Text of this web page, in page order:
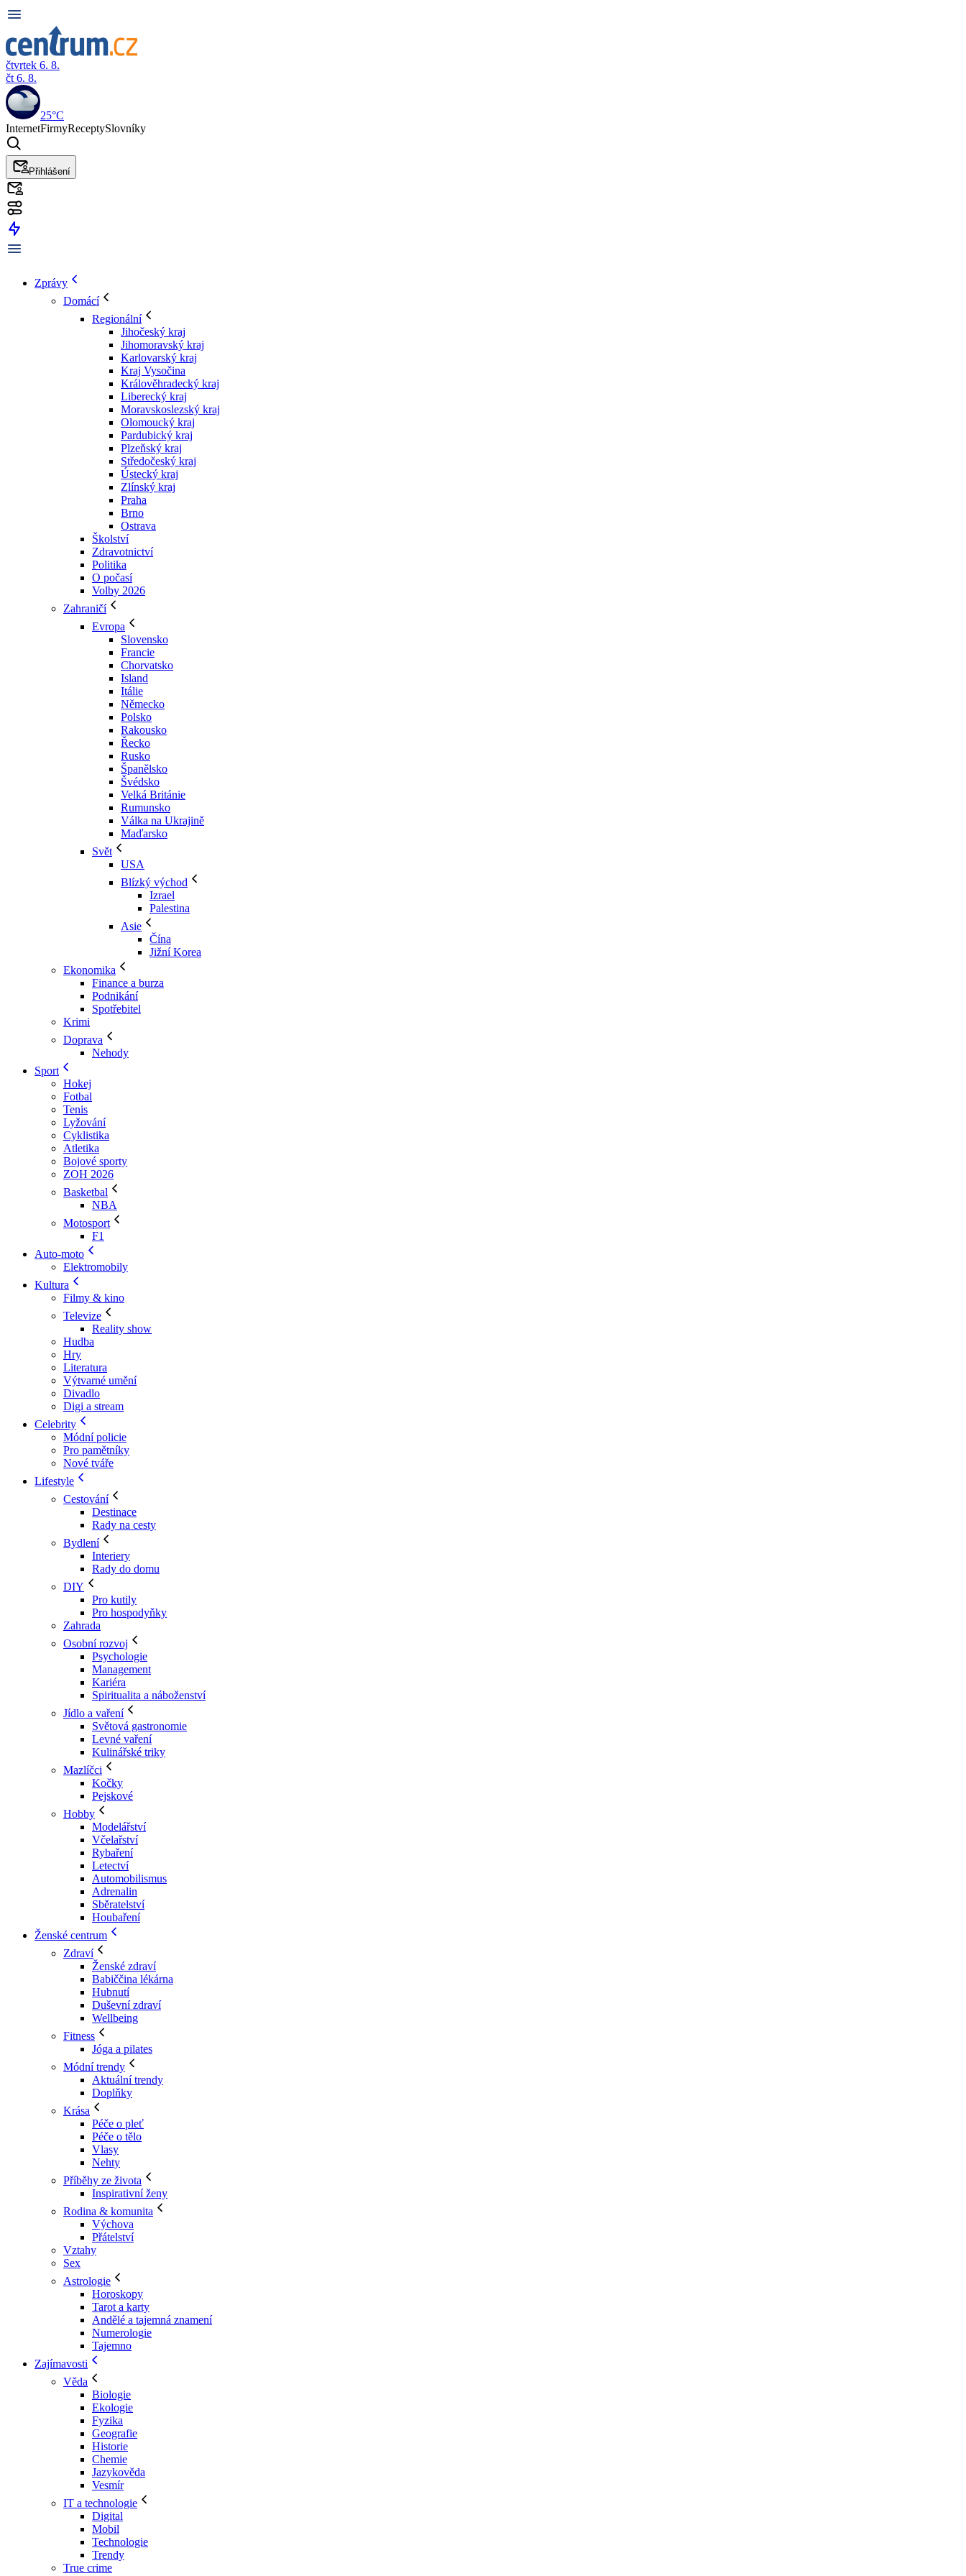
čtvrtek 6. 8.
čt 6. 8.
25°C
InternetFirmyReceptySlovníky
Přihlášení
Zprávy
Domácí
Regionální
Jihočeský kraj
Jihomoravský kraj
Karlovarský kraj
Kraj Vysočina
Králověhradecký kraj
Liberecký kraj
Moravskoslezský kraj
Olomoucký kraj
Pardubický kraj
Plzeňský kraj
Středočeský kraj
Ústecký kraj
Zlínský kraj
Praha
Brno
Ostrava
Školství
Zdravotnictví
Politika
O počasí
Volby 2026
Zahraničí
Evropa
Slovensko
Francie
Chorvatsko
Island
Itálie
Německo
Polsko
Rakousko
Řecko
Rusko
Španělsko
Švédsko
Velká Británie
Rumunsko
Válka na Ukrajině
Maďarsko
Svět
USA
Blízký východ
Izrael
Palestina
Asie
Čína
Jižní Korea
Ekonomika
Finance a burza
Podnikání
Spotřebitel
Krimi
Doprava
Nehody
Sport
Hokej
Fotbal
Tenis
Lyžování
Cyklistika
Atletika
Bojové sporty
ZOH 2026
Basketbal
NBA
Motosport
F1
Auto-moto
Elektromobily
Kultura
Filmy & kino
Televize
Reality show
Hudba
Hry
Literatura
Výtvarné umění
Divadlo
Digi a stream
Celebrity
Módní policie
Pro pamětníky
Nové tváře
Lifestyle
Cestování
Destinace
Rady na cesty
Bydlení
Interiery
Rady do domu
DIY
Pro kutily
Pro hospodyňky
Zahrada
Osobní rozvoj
Psychologie
Management
Kariéra
Spiritualita a náboženství
Jídlo a vaření
Světová gastronomie
Levné vaření
Kulinářské triky
Mazlíčci
Kočky
Pejskové
Hobby
Modelářství
Včelařství
Rybaření
Letectví
Automobilismus
Adrenalin
Sběratelství
Houbaření
Ženské centrum
Zdraví
Ženské zdraví
Babiččina lékárna
Hubnutí
Duševní zdraví
Wellbeing
Fitness
Jóga a pilates
Módní trendy
Aktuální trendy
Doplňky
Krása
Péče o pleť
Péče o tělo
Vlasy
Nehty
Příběhy ze života
Inspirativní ženy
Rodina & komunita
Výchova
Přátelství
Vztahy
Sex
Astrologie
Horoskopy
Tarot a karty
Andělé a tajemná znamení
Numerologie
Tajemno
Zajímavosti
Věda
Biologie
Ekologie
Fyzika
Geografie
Historie
Chemie
Jazykověda
Vesmír
IT a technologie
Digital
Mobil
Technologie
Trendy
True crime